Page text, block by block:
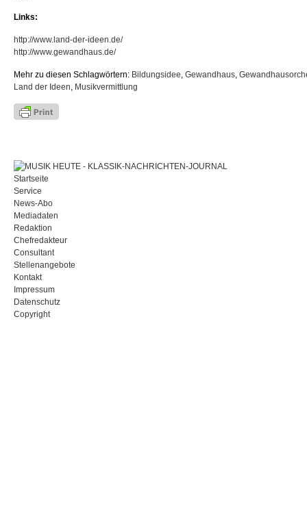
Links:
http://www.land-der-ideen.de/
http://www.gewandhaus.de/
Mehr zu diesen Schlagwörtern: Bildungsidee, Gewandhaus,
Land der Ideen, Musikvermittlung
Startseite
Service
News-Abo
Mediadaten
Redaktion
Chefredakteur
Consultant
Stellenangebote
Kontakt
Impressum
Datenschutz
Copyright